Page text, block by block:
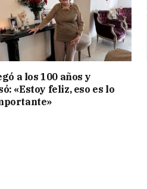
a los 100 años y
«Estoy feliz, eso es lo